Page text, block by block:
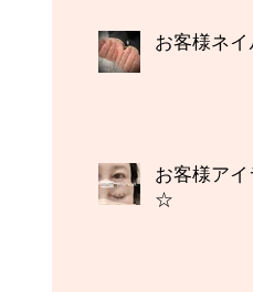
お客様ネ
お客様ア
☆